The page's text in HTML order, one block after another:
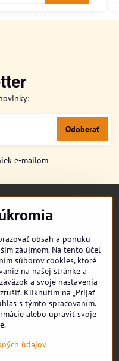
Odoberať
e-mailom
obsah a ponuku
záujmom. Na tento účel
súborov cookies, ktoré
na našej stránke a
a svoje nastavenia
Kliknutím na „Prijať
s týmto spracovaním.
alebo upraviť svoje
údajov